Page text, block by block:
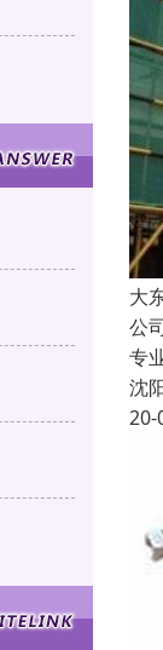
大
公
专
沈
20-